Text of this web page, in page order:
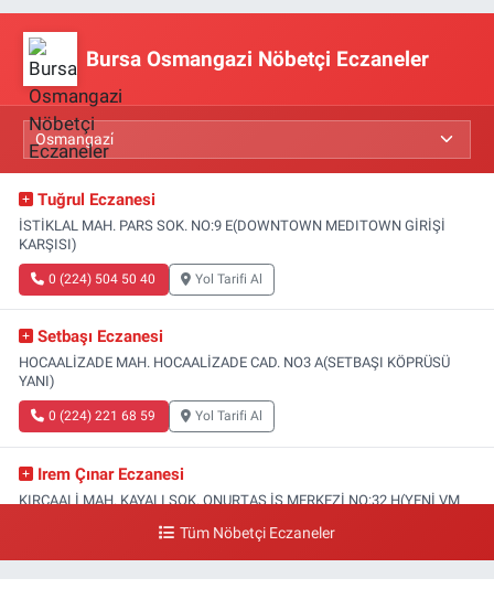
Bursa Osmangazi Nöbetçi Eczaneler
Tuğrul Eczanesi
İSTİKLAL MAH. PARS SOK. NO:9 E(DOWNTOWN MEDITOWN GİRİŞİ
KARŞISI)
0 (224) 504 50 40 Yol Tarifi Al
Setbaşı Eczanesi
HOCAALİZADE MAH. HOCAALİZADE CAD. NO3 A(SETBAŞI KÖPRÜSÜ
YANI)
0 (224) 221 68 59 Yol Tarifi Al
Irem Çınar Eczanesi
KIRCAALİ MAH. KAYALI SOK. ONURTAŞ İŞ MERKEZİ NO:32 H(YENİ VM
Tüm Nöbetçi Eczaneler